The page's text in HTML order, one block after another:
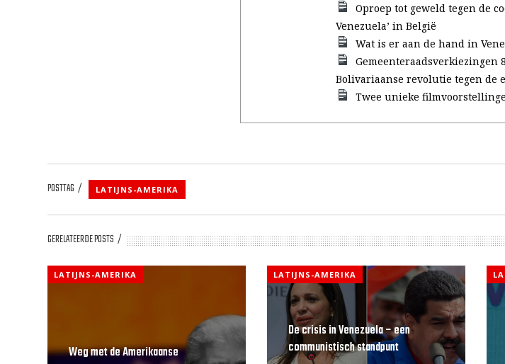
Oproep tot geweld tegen de
Venezuela’ in België
Wat is er aan de hand in
Gemeenteraadsverkiezingen
Bolivariaanse revolutie tegen de
Twee unieke
POSTTAG LATIJNS-AMERIKA
GERELATEERDE POSTS
LATIJNS-AMERIKA
Weg met de Amerikaanse
LATIJNS-AMERIKA
De crisis in Venezuela – een
communistisch standpunt